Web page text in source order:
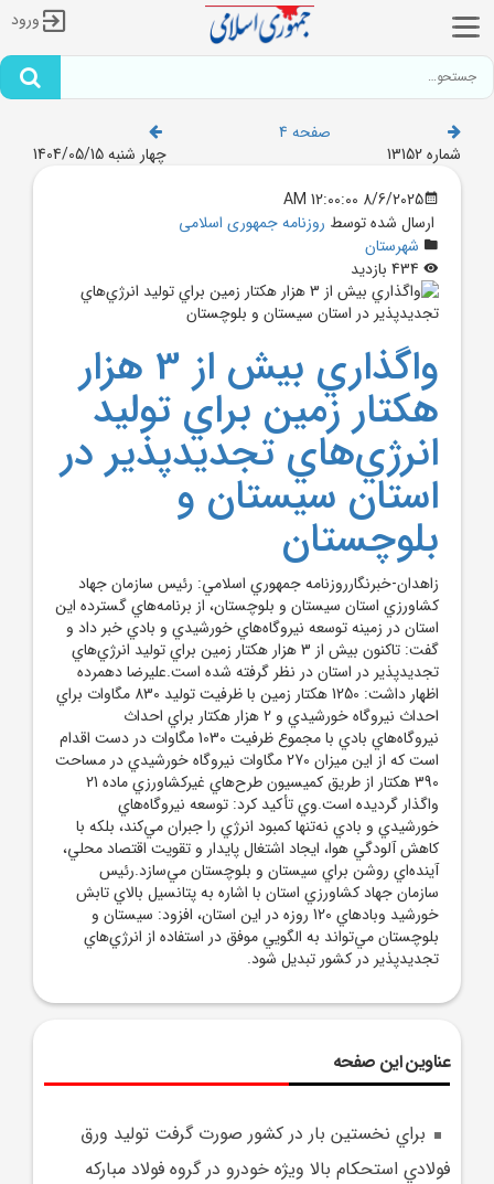
ورود
صفحه 4
شماره 13152
چهار شنبه 1404/05/15
8/6/2025 12:00:00 AM
ارسال شده توسط روزنامه جمهوری اسلامی
شهرستان
واگذاري بيش از 3 هزار
هکتار زمين براي توليد
انرژي‌هاي تجديدپذير در
استان سيستان و
بلوچستان
زاهدان-خبرنگارروزنامه جمهوري اسلامي: رئيس سازمان جهاد
کشاورزي استان سيستان و بلوچستان، از برنامه‌هاي گسترده اين
استان در زمينه توسعه نيروگاه‌هاي خورشيدي و بادي خبر داد و
گفت: تاکنون بيش از 3 هزار هکتار زمين براي توليد انرژي‌هاي
تجديدپذير در استان در نظر گرفته شده است.عليرضا دهمرده
اظهار داشت: 1250 هکتار زمين با ظرفيت توليد 830 مگاوات براي
احداث نيروگاه خورشيدي و 2 هزار هکتار براي احداث
نيروگاه‌هاي بادي با مجموع ظرفيت 1030 مگاوات در دست اقدام
است که از اين ميزان 270 مگاوات نيروگاه خورشيدي در مساحت
390 هکتار از طريق کميسيون طرح‌هاي غيرکشاورزي ماده 21
واگذار گرديده است.وي تأکيد کرد: توسعه نيروگاه‌هاي
خورشيدي و بادي نه‌تنها کمبود انرژي را جبران مي‌کند، بلکه با
کاهش آلودگي هوا، ايجاد اشتغال پايدار و تقويت اقتصاد محلي،
آينده‌اي روشن براي سيستان و بلوچستان مي‌سازد.رئيس
سازمان جهاد کشاورزي استان با اشاره به پتانسيل بالاي تابش
خورشيد وبادهاي 120 روزه در اين استان، افزود: سيستان و
بلوچستان مي‌تواند به الگويي موفق در استفاده از انرژي‌هاي
تجديدپذير در کشور تبديل شود.
عناوین این صفحه
براي نخستين بار در کشور صورت گرفت توليد ورق
فولادي استحکام بالا ويژه خودرو در گروه فولاد مبارکه